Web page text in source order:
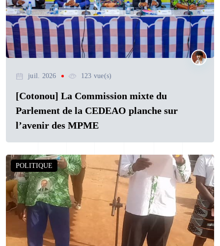
juil. 2026 123 vue(s)
[Cotonou] La Commission mixte du
Parlement de la CEDEAO planche sur
l’avenir des MPME
POLITIQUE